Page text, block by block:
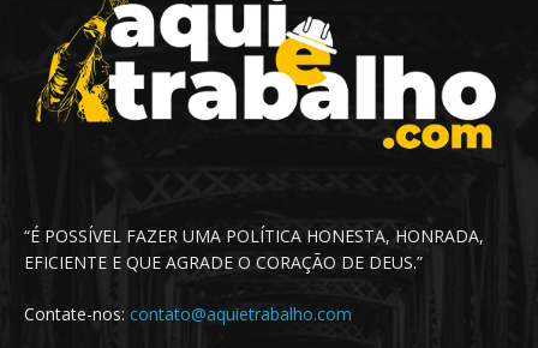
“É POSSÍVEL FAZER UMA POLÍTICA HONESTA, HONRADA,
EFICIENTE E QUE AGRADE O CORAÇÃO DE DEUS.”
Contate-nos: contato@aquietrabalho.com